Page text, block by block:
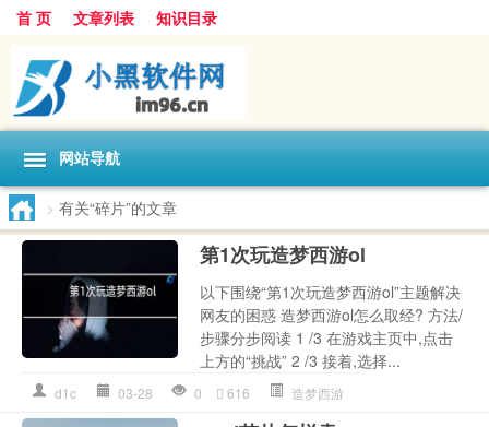
首 页 文章列表 知识目录
网站导航
> 有关“碎片”的文章
第1次玩造梦西游ol
以下围绕“第1次玩造梦西游ol”主题解决
网友的困惑 造梦西游ol怎么取经? 方法/
步骤分步阅读 1 /3 在游戏主页中,点击
上方的“挑战” 2 /3 接着,选择...
d1c 03-28 0 616 造梦西游